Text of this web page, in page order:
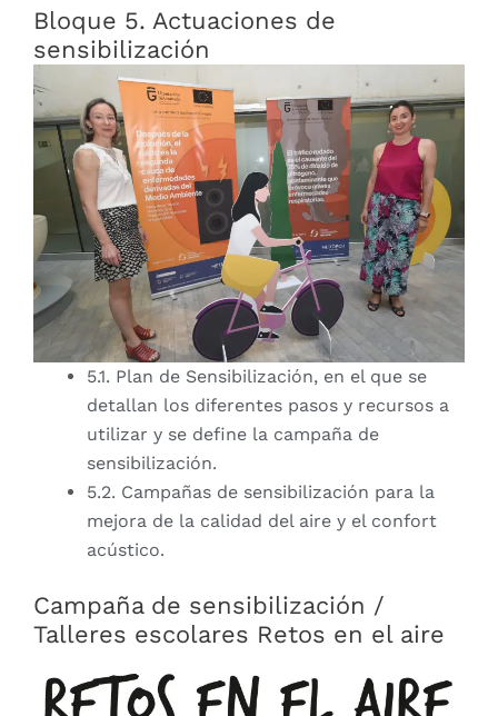
Bloque 5. Actuaciones de
sensibilización
5.1. Plan de Sensibilización, en el que se
detallan los diferentes pasos y recursos a
utilizar y se define la campaña de
sensibilización.
5.2. Campañas de sensibilización para la
mejora de la calidad del aire y el confort
acústico.
Campaña de sensibilización /
Talleres escolares Retos en el aire